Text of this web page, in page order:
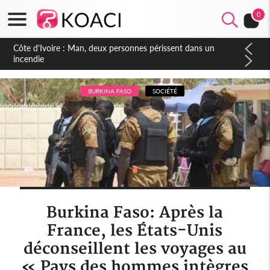
0
Côte d'Ivoire : Séileu, la célébration de la fête nationale
transformée en vaste campagne contre les produits
dépigmentants dangereux
BURKINA FASO SOCIÉTÉ
Burkina Faso: Après la
France, les États-Unis
déconseillent les voyages au